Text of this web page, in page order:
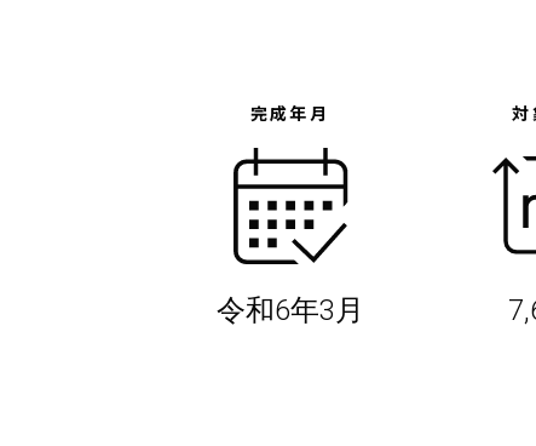
完成年月
令和6年3月
対